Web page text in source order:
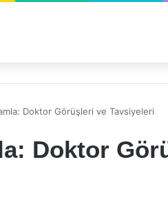
Doktor Görüşleri ve Tavsiyeleri
Doktor